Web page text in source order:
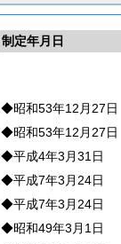
制定年月日
◆昭和53年12月27日
◆昭和53年12月27日
◆平成4年3月31日
◆平成7年3月24日
◆平成7年3月24日
◆昭和49年3月1日